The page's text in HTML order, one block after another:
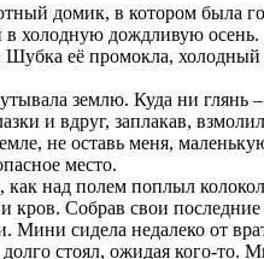
домик, в котором была
в холодную дождливую осень.
её промокла,
землю. Куда ни глянь
и вдруг, заплакав,
не оставь меня,
место.
как над полем поплыл
и кров. Собрав свои
Мини сидела недалеко от
стоял, ожидая кого-то.